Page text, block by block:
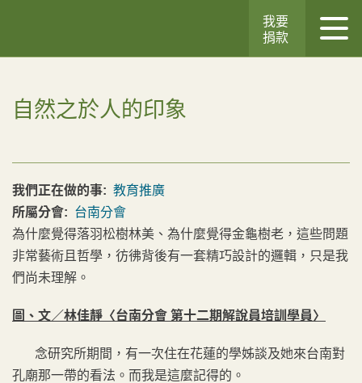
我要
捐款
自然之於人的印象
我們正在做的事: 教育推廣
所屬分會: 台南分會
為什麼覺得落羽松樹林美、為什麼覺得金龜樹老，這些問題
非常藝術且哲學，彷彿背後有一套精巧設計的邏輯，只是我
們尚未理解。
圖、文／林佳靜〈台南分會 第十二期解說員培訓學員〉
念研究所期間，有一次住在花蓮的學姊談及她來台南對
孔廟那一帶的看法。而我是這麼記得的。